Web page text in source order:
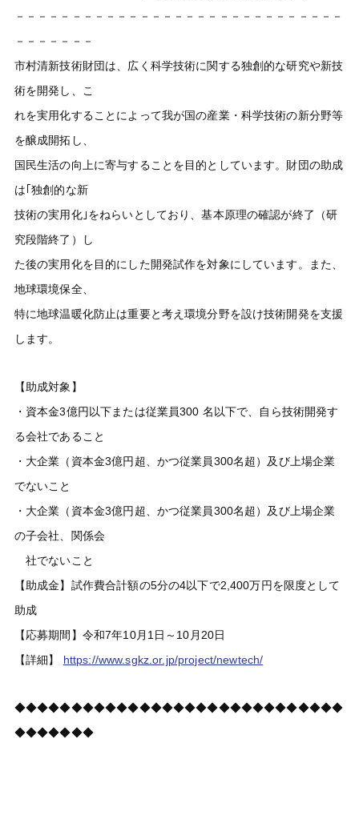
－－－－－－－－－－－－－－－－－－－－－－－－－－－－－
－－－－－－－
市村清新技術財団は、広く科学技術に関する独創的な研究や新技
術を開発し、こ
れを実用化することによって我が国の産業・科学技術の新分野等
を醸成開拓し、
国民生活の向上に寄与することを目的としています。財団の助成
は｢独創的な新
技術の実用化｣をねらいとしており、基本原理の確認が終了（研
究段階終了）し
た後の実用化を目的にした開発試作を対象にしています。また、
地球環境保全、
特に地球温暖化防止は重要と考え環境分野を設け技術開発を支援
します。
【助成対象】
・資本金3億円以下または従業員300 名以下で、自ら技術開発す
る会社であること
・大企業（資本金3億円超、かつ従業員300名超）及び上場企業
でないこと
・大企業（資本金3億円超、かつ従業員300名超）及び上場企業
の子会社、関係会
社でないこと
【助成金】試作費合計額の5分の4以下で2,400万円を限度として
助成
【応募期間】令和7年10月1日～10月20日
【詳細】 https://www.sgkz.or.jp/project/newtech/
◆◆◆◆◆◆◆◆◆◆◆◆◆◆◆◆◆◆◆◆◆◆◆◆◆◆◆◆◆
◆◆◆◆◆◆◆